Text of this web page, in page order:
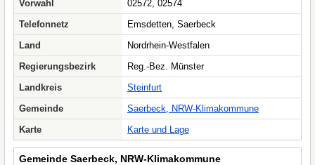
Vorwahl
02572, 02574
Telefonnetz
Emsdetten, Saerbeck
Land
Nordrhein-Westfalen
Regierungsbezirk
Reg.-Bez. Münster
Landkreis
Steinfurt
Gemeinde
Saerbeck, NRW-Klimakommune
Karte
Karte und Lage
Gemeinde Saerbeck, NRW-Klimakommune